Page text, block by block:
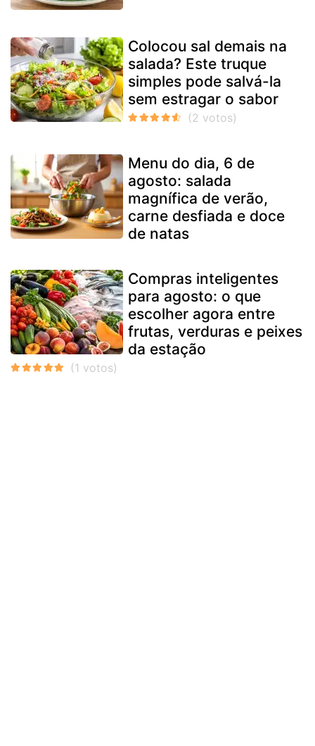
Colocou sal demais na
salada? Este truque
simples pode salvá-la
sem estragar o sabor
Menu do dia, 6 de
agosto: salada
magnífica de verão,
carne desfiada e doce
de natas
Compras inteligentes
para agosto: o que
escolher agora entre
frutas, verduras e peixes
da estação